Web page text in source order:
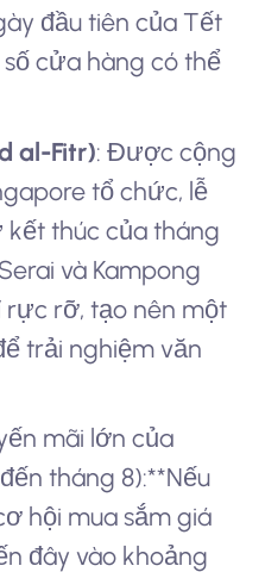
đầu tiên của Tết
cửa hàng có thể
al-Fitr): Được cộng
tổ chức, lễ
kết thúc của tháng
và Kampong
rỡ, tạo nên một
trải nghiệm văn
mãi lớn của
tháng 8):**Nếu
hội mua sắm giá
đây vào khoảng